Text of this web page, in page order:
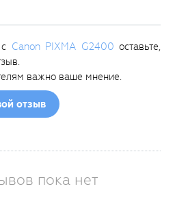
Canon PIXMA G2400 оставьте,
важно ваше мнение.
отзыв
пока нет